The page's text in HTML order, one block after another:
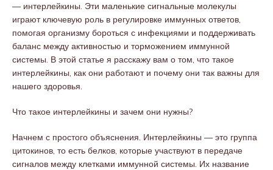
— интерлейкины. Эти маленькие сигнальные молекулы
играют ключевую роль в регулировке иммунных ответов,
помогая организму бороться с инфекциями и поддерживать
баланс между активностью и торможением иммунной
системы. В этой статье я расскажу вам о том, что такое
интерлейкины, как они работают и почему они так важны для
нашего здоровья.
Что такое интерлейкины и зачем они нужны?
Начнем с простого объяснения. Интерлейкины — это группа
цитокинов, то есть белков, которые участвуют в передаче
сигналов между клетками иммунной системы. Их название